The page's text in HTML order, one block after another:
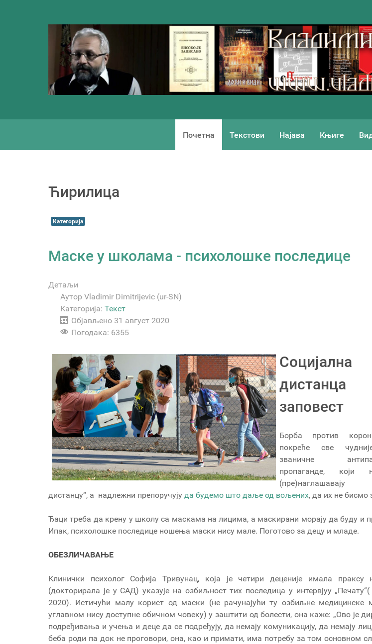
Почетна Текстови Најава Књиге
Ћирилица
Категорија
Маске у школама - психолошке последице
Детаљи
Аутор Vladimir Dimitrijevic (ur-SN)
Категорија: Текст
Објављено 31 август 2020
Погодака: 6355
Социјална
заповест
Борба против
покреће све
званичне
пропаганде, који
(пре)наглашавају
дистанцу“, а надлежни препоручују да будемо што даље од вољених, да их не бисмо
Ђаци треба да крену у школу са маскама на лицима, а маскирани морају да буду и
Ипак, психолошке последице ношења маски нису мале. Поготово за децу и младе.
ОБЕЗЛИЧАВАЊЕ
Клинички психолог Софија Тривунац, која је четири деценије имала праксу
(докторирала је у САД) указује на озбиљност тих последица у интервјуу
2020). Истичући малу корист од маски (не рачунајући ту озбиљне медицинске
углавном нису доступне обичном човеку) у заштити од болести, она каже: „Ово је
подређивања и учења и деце да се подређују, да немају комуникацију, да немају
беба роди па док не проговори, она, као и примати, има потребу за том основном